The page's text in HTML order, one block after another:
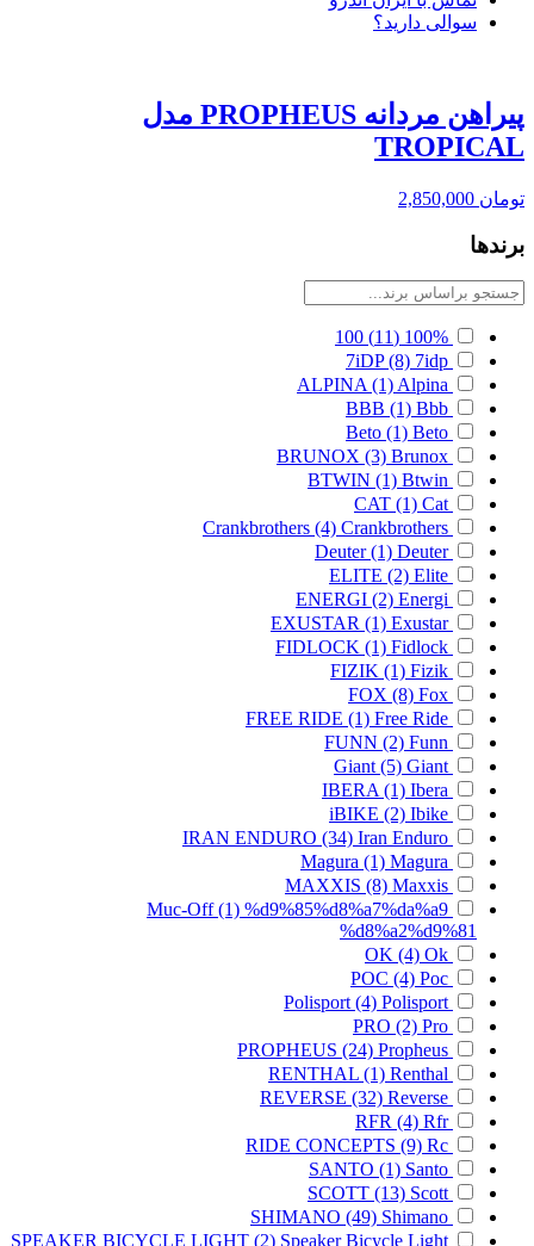
سوالی دارید؟
پیراهن مردانه PROPHEUS مدل
TROPICAL
تومان
برندها
100%
(11)
100
7iDP (8) 7idp
ALPINA (1) Alpina
BBB (1) Bbb
Beto (1) Beto
BRUNOX (3) Brunox
BTWIN (1) Btwin
CAT (1) Cat
Crankbrothers (4) Crankbrothers
Deuter (1) Deuter
ELITE (2) Elite
ENERGI (2) Energi
EXUSTAR (1) Exustar
FIDLOCK (1) Fidlock
FIZIK (1) Fizik
FOX (8) Fox
FREE RIDE (1) Free Ride
FUNN (2) Funn
Giant (5) Giant
IBERA (1) Ibera
iBIKE (2) Ibike
IRAN ENDURO (34) Iran Enduro
Magura (1) Magura
MAXXIS (8) Maxxis
Muc-Off (1) %d9%85%d8%a7%da%a9
%d8%a2%d9%81
OK (4) Ok
POC (4) Poc
Polisport (4) Polisport
PRO (2) Pro
PROPHEUS (24) Propheus
RENTHAL (1) Renthal
REVERSE (32) Reverse
RFR (4) Rfr
RIDE CONCEPTS (9) Rc
SANTO (1) Santo
SCOTT (13) Scott
SHIMANO (49) Shimano
SPEAKER BICYCLE LIGHT (2) Speaker Bicycle Light